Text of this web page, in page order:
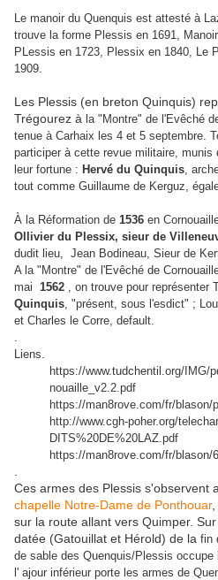
Le manoir du Quenquis est attesté à
trouve la forme Plessis en 1691,
PLessis en 1723, Plessix en 1840, Le
1909.
Les Plessis (en breton Quinquis)
Trégourez à la "Montre" de l'Evêché
tenue à Carhaix les 4 et 5 septembre.
participer à cette revue militaire, munis
leur fortune : Hervé du Quinquis ,
tout comme Guillaume de Kerguz,
À la Réformation de 1536 en
Ollivier du Plessix, sieur de
dudit lieu, Jean Bodineau, Sieur de
A la "Montre" de l'Evêché de
mai 1562 , on trouve pour représenter
Quinquis , "présent, sous l'esdict" ;
et Charles le Corre, default.
Liens.
https://www.tudchentil.org/IMG/
nouaille_v2.2.pdf
https://man8rove.com/fr/blason/
http://www.cgh-poher.org/
DITS%20DE%20LAZ.pdf
https://man8rove.com/fr/blason/
Ces armes des Plessis s'observent
chapelle Notre-Dame de Ponthouar,
sur la route allant vers Quimper. Sur
datée (Gatouillat et Hérold) de la fin
de sable des Quenquis/Plessis occupe
l' ajour inférieur porte les armes de